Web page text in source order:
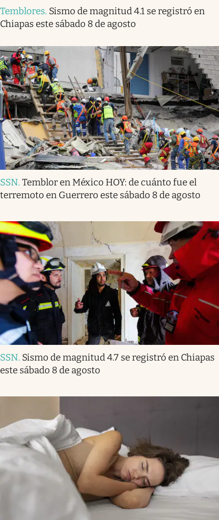
Temblores. Sismo de magnitud 4.1 se registró en
Chiapas este sábado 8 de agosto
SSN. Temblor en México HOY: de cuánto fue el
terremoto en Guerrero este sábado 8 de agosto
SSN. Sismo de magnitud 4.7 se registró en Chiapas
este sábado 8 de agosto